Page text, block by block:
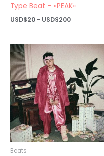
Type Beat – «PEAK»
USD$20 - USD$200Rango
desde
USD$20
USD$200
Beats